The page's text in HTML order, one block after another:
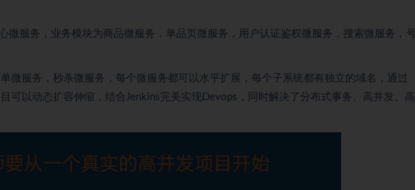
微服务 ，业务模块为商品微服务 ，单品页微服务，用户认证鉴权微服务，搜索微服务，号
微服务，秒杀微服务，每个微服务都可以水平扩展，每个子系统都有独立的域名，通过
可以动态扩容伸缩，结合Jenkins完美实现Devops，同时解决了 分布式事务、 高并发 、高